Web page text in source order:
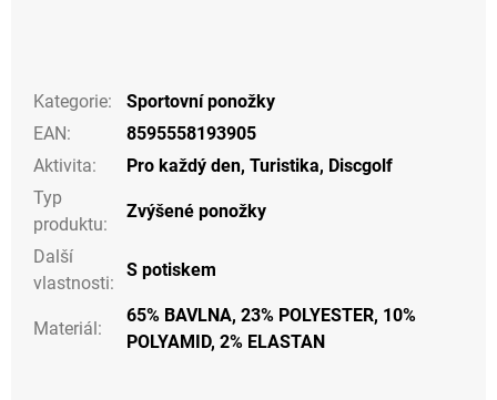
Kategorie:
Sportovní ponožky
EAN:
8595558193905
Aktivita: Pro každý den, Turistika, Discgolf
Typ
produktu:
Zvýšené ponožky
Další
vlastnosti:
S potiskem
Materiál:
65% BAVLNA, 23% POLYESTER, 10%
POLYAMID, 2% ELASTAN